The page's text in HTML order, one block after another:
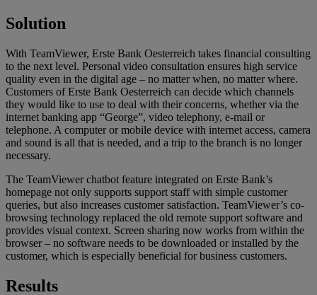
Solution
With TeamViewer, Erste Bank Oesterreich takes financial consulting
to the next level. Personal video consultation ensures high service
quality even in the digital age – no matter when, no matter where.
Customers of Erste Bank Oesterreich can decide which channels
they would like to use to deal with their concerns, whether via the
internet banking app “George”, video telephony, e-mail or
telephone. A computer or mobile device with internet access, camera
and sound is all that is needed, and a trip to the branch is no longer
necessary.
The TeamViewer chatbot feature integrated on Erste Bank’s
homepage not only supports support staff with simple customer
queries, but also increases customer satisfaction. TeamViewer’s co-
browsing technology replaced the old remote support software and
provides visual context. Screen sharing now works from within the
browser – no software needs to be downloaded or installed by the
customer, which is especially beneficial for business customers.
Results